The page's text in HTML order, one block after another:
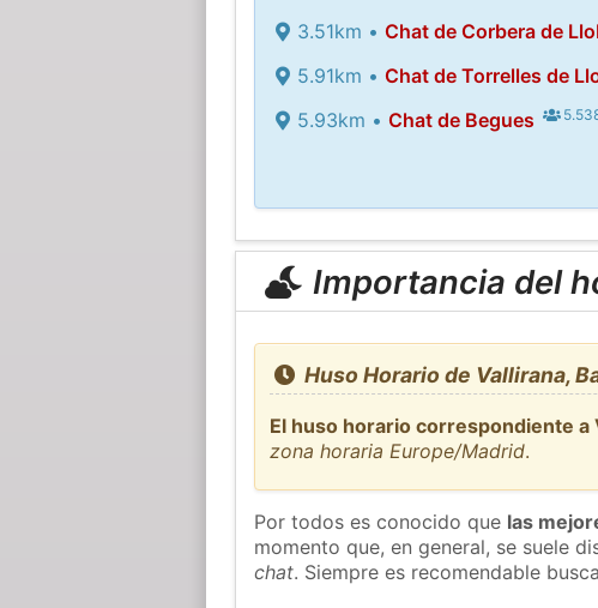
3.51km • Chat de Corbera de
5.91km • Chat de Torrelles de
5.93km • Chat de Begues
Importancia del
Huso Horario de Vallirana,
El huso horario correspondiente a
zona horaria Europe/Madrid.
Por todos es conocido que las
momento que, en general, se suele
chat. Siempre es recomendable